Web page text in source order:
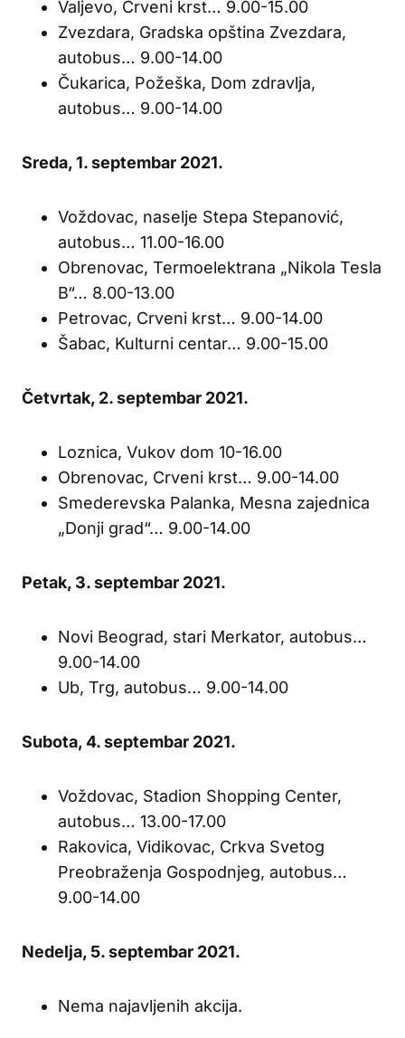
Valjevo, Crveni krst… 9.00-15.00
Zvezdara, Gradska opština Zvezdara,
autobus… 9.00-14.00
Čukarica, Požeška, Dom zdravlja,
autobus… 9.00-14.00
Sreda, 1. septembar 2021.
Voždovac, naselje Stepa Stepanović,
autobus… 11.00-16.00
Obrenovac, Termoelektrana „Nikola Tesla
B“… 8.00-13.00
Petrovac, Crveni krst… 9.00-14.00
Šabac, Kulturni centar… 9.00-15.00
Četvrtak, 2. septembar 2021.
Loznica, Vukov dom 10-16.00
Obrenovac, Crveni krst… 9.00-14.00
Smederevska Palanka, Mesna zajednica
„Donji grad“… 9.00-14.00
Petak, 3. septembar 2021.
Novi Beograd, stari Merkator, autobus…
9.00-14.00
Ub, Trg, autobus… 9.00-14.00
Subota, 4. septembar 2021.
Voždovac, Stadion Shopping Center,
autobus… 13.00-17.00
Rakovica, Vidikovac, Crkva Svetog
Preobraženja Gospodnjeg, autobus…
9.00-14.00
Nedelja, 5. septembar 2021.
Nema najavljenih akcija.